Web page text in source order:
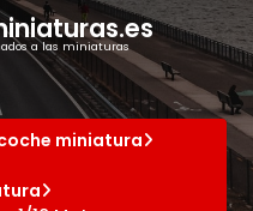
a las miniaturas
miniatura